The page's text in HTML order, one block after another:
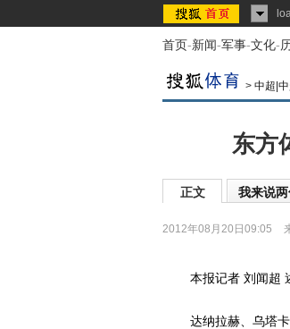
首页-新闻-军事-文化-
> 中超|
东方
正文 我来说
2012年08月20日09:05
本报记者 刘闻超
达纳拉赫、乌塔卡